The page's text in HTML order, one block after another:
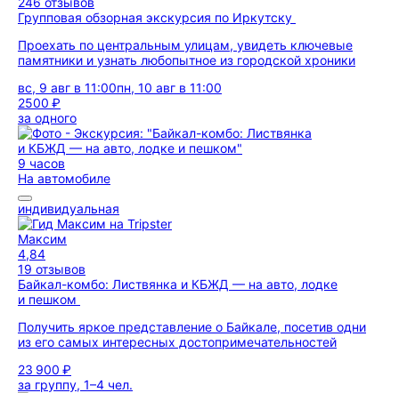
Групповая обзорная экскурсия по Иркутску
Проехать по центральным улицам, увидеть ключевые
памятники и узнать любопытное из городской хроники
вс, 9 авг в 11:00пн, 10 авг в 11:00
2500 ₽
за одного
9 часов
На автомобиле
индивидуальная
Максим
4,84
19 отзывов
Байкал-комбо: Листвянка и КБЖД — на авто, лодке
и пешком
Получить яркое представление о Байкале, посетив одни
из его самых интересных достопримечательностей
23 900 ₽
за группу, 1–4 чел.